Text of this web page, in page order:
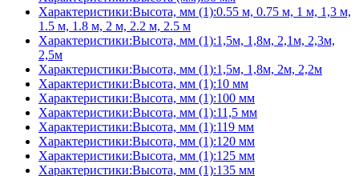
Характеристики:Высота, мм (1):0.55 м, 0.75 м, 1 м, 1,3 м,
1.5 м, 1.8 м, 2 м, 2.2 м, 2.5 м
Характеристики:Высота, мм (1):1,5м, 1,8м, 2,1м, 2,3м,
2,5м
Характеристики:Высота, мм (1):1,5м, 1,8м, 2м, 2,2м
Характеристики:Высота, мм (1):10 мм
Характеристики:Высота, мм (1):100 мм
Характеристики:Высота, мм (1):11,5 мм
Характеристики:Высота, мм (1):119 мм
Характеристики:Высота, мм (1):120 мм
Характеристики:Высота, мм (1):125 мм
Характеристики:Высота, мм (1):135 мм